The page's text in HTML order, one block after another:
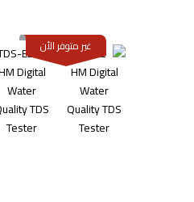
غير متوفر الأن